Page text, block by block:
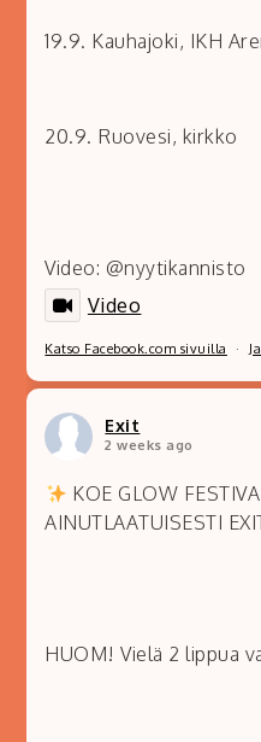
19.9. Kauhajoki, IKH
20.9. Ruovesi, kirkko
Video: @nyytikannisto
Video
Katso Facebook.com sivuilla ·
Exit
2 weeks ago
KOE GLOW
AINUTLAATUISESTI
HUOM! Vielä 2 lippua